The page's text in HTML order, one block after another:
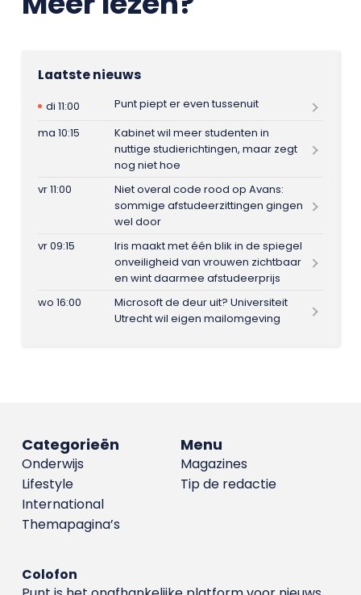
Laatste nieuws
di 11:00
Punt piept er even tussenuit
ma 10:15
Kabinet wil meer studenten in
nuttige studierichtingen, maar zegt
nog niet hoe
vr 11:00
Niet overal code rood op Avans:
sommige afstudeerzittingen gingen
wel door
vr 09:15
Iris maakt met één blik in de spiegel
onveiligheid van vrouwen zichtbaar
en wint daarmee afstudeerprijs
wo 16:00
Microsoft de deur uit? Universiteit
Utrecht wil eigen mailomgeving
Menu
Magazines
Tip de redactie
Categorieën
Onderwijs
Lifestyle
International
Themapagina’s
Colofon